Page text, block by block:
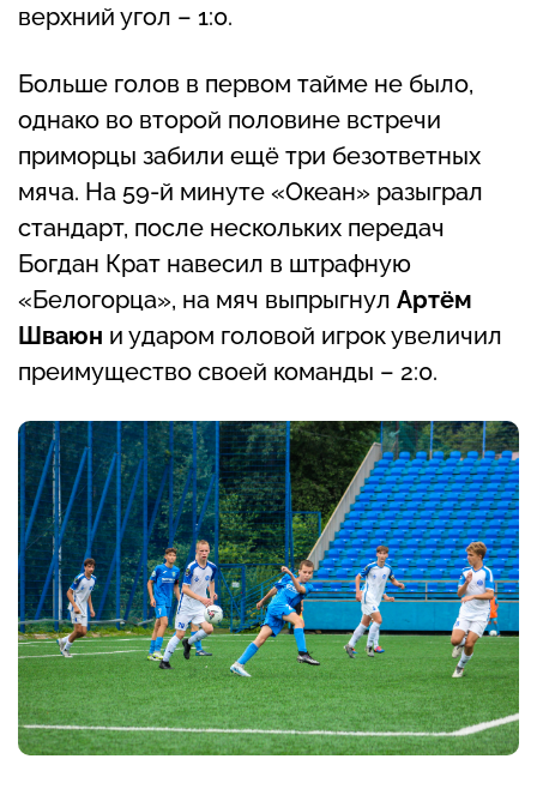
верхний угол – 1:0.
Больше голов в первом тайме не было,
однако во второй половине встречи
приморцы забили ещё три безответных
мяча. На 59-й минуте «Океан» разыграл
стандарт, после нескольких передач
Богдан Крат навесил в штрафную
«Белогорца», на мяч выпрыгнул Артём
Шваюн и ударом головой игрок увеличил
преимущество своей команды – 2:0.